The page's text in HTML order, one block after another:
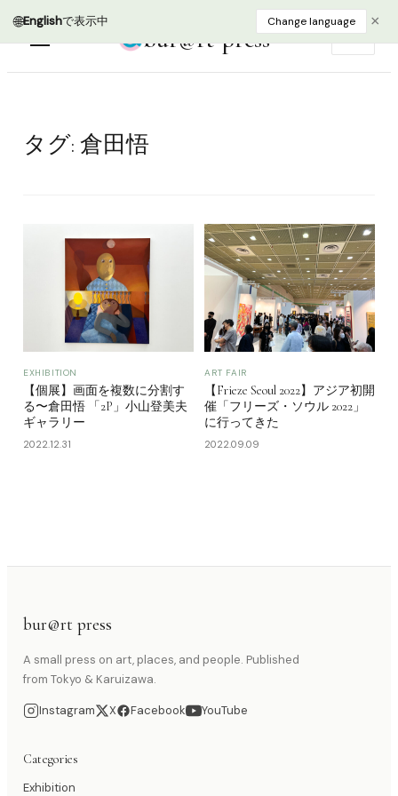
🌐Englishで表示中 Change language ×
bur@rt press
タグ: 倉田悟
EXHIBITION
【個展】画面を複数に分割す
る〜倉田悟 「2P」小山登美夫
ギャラリー
2022.12.31
ART FAIR
【Frieze Seoul 2022】アジア初開
催「フリーズ・ソウル 2022」
に行ってきた
2022.09.09
bur@rt press
A small press on art, places, and people. Published
from Tokyo & Karuizawa.
Instagram X Facebook YouTube
Categories
Exhibition